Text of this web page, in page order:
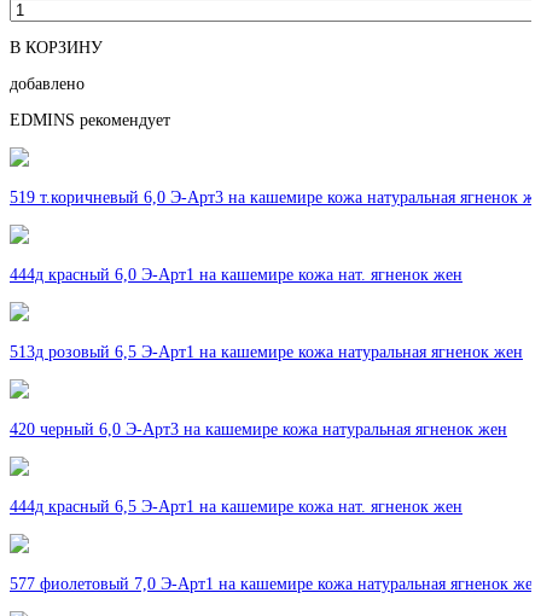
В КОРЗИНУ
добавлено
EDMINS рекомендует
519 т.коричневый 6,0 Э-Арт3 на кашемире кожа натуральная ягненок
444д красный 6,0 Э-Арт1 на кашемире кожа нат. ягненок жен
513д розовый 6,5 Э-Арт1 на кашемире кожа натуральная ягненок жен
420 черный 6,0 Э-Арт3 на кашемире кожа натуральная ягненок жен
444д красный 6,5 Э-Арт1 на кашемире кожа нат. ягненок жен
577 фиолетовый 7,0 Э-Арт1 на кашемире кожа натуральная ягненок жен